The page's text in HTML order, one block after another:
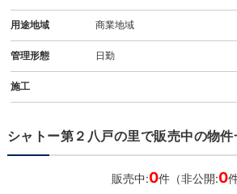
用途地域 商業地域
管理形態 日勤
施工
シャトー第２八戸の里で販売中の物件
販売中:0件（非公開:0